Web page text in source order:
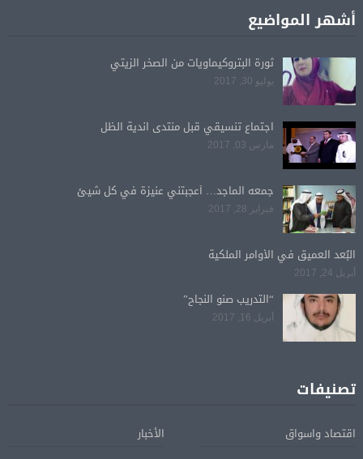
أشهر المواضيع
ثورة البتروكيماويات من الصخر الزيتي
يوليو 30, 2017
اجتماع تنسيقي قبل منتدى اندية الظل
مارس 03, 2017
جمعه الماجد… أعجبتني عنيزة في كل شيئ
فبراير 28, 2017
البُعد العميق في الأوامر الملكية
أبريل 24, 2017
“التدريب صنو النجاح”
أبريل 16, 2017
تصنيفات
اقتصاد واسواق
الأخبار